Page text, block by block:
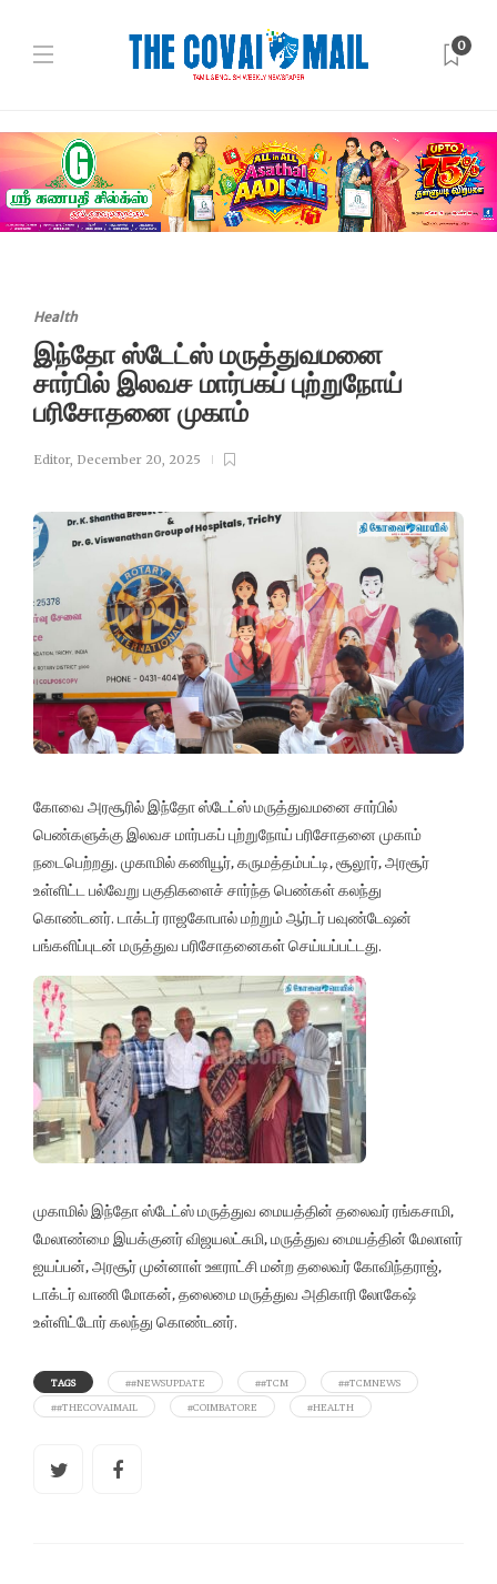
0
Health
இந்தோ ஸ்டேட்ஸ் மருத்துவமனை
சார்பில் இலவச மார்பகப் புற்றுநோய்
பரிசோதனை முகாம்
Editor, December 20, 2025
கோவை அரசூரில் இந்தோ ஸ்டேட்ஸ் மருத்துவமனை சார்பில்
பெண்களுக்கு இலவச மார்பகப் புற்றுநோய் பரிசோதனை முகாம்
நடைபெற்றது. முகாமில் கணியூர், கருமத்தம்பட்டி, சூலூர், அரசூர்
உள்ளிட்ட பல்வேறு பகுதிகளைச் சார்ந்த பெண்கள் கலந்து
கொண்டனர். டாக்டர் ராஜகோபால் மற்றும் ஆர்டர் பவுண்டேஷன்
பங்களிப்புடன் மருத்துவ பரிசோதனைகள் செய்யப்பட்டது.
முகாமில் இந்தோ ஸ்டேட்ஸ் மருத்துவ மையத்தின் தலைவர் ரங்கசாமி,
மேலாண்மை இயக்குனர் விஜயலட்சுமி, மருத்துவ மையத்தின் மேலாளர்
ஐயப்பன், அரசூர் முன்னாள் ஊராட்சி மன்ற தலைவர் கோவிந்தராஜ்,
டாக்டர் வாணி மோகன், தலைமை மருத்துவ அதிகாரி லோகேஷ்
உள்ளிட்டோர் கலந்து கொண்டனர்.
TAGS ##NEWSUPDATE ##TCM
##TCMNEWS
##THECOVAIMAIL
#COIMBATORE #HEALTH